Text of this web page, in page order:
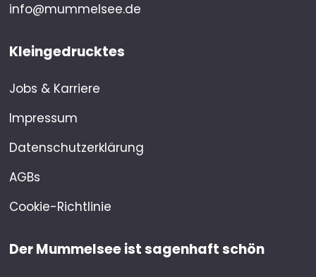
info@mummelsee.de
Kleingedrucktes
Jobs & Karriere
Impressum
Datenschutzerklärung
AGBs
Cookie-Richtlinie
Der Mummelsee ist sagenhaft schön